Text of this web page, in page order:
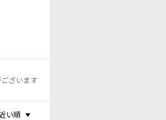
ざいます
い順